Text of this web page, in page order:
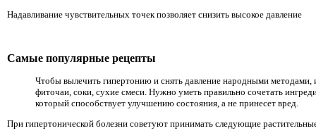
Надавливание чувствительных точек позволяет снизить высокое давление
Самые популярные рецепты
Чтобы вылечить гипертонию и снять давление народными методами,
фиточаи, соки, сухие смеси. Нужно уметь правильно сочетать
который способствует улучшению состояния, а не принесет вред.
При гипертонической болезни советуют принимать следующие